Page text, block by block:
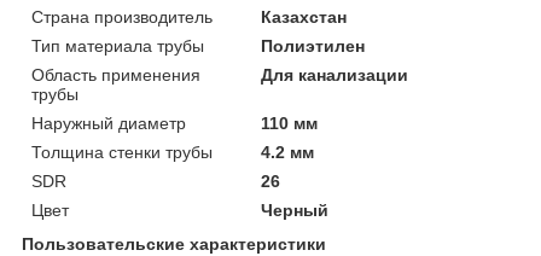
Страна производитель
Казахстан
Тип материала трубы
Полиэтилен
Область применения
трубы
Для канализации
Наружный диаметр
110 мм
Толщина стенки трубы
4.2 мм
SDR
26
Цвет
Черный
Пользовательские характеристики